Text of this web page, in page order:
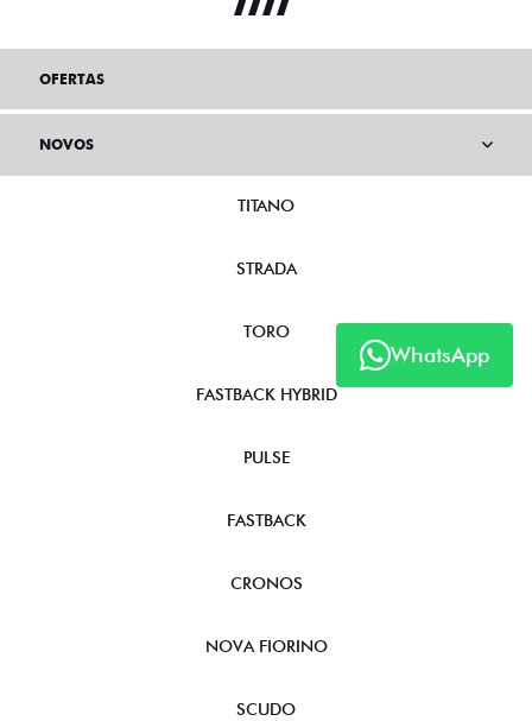
WhatsApp
OFERTAS
NOVOS
TITANO
STRADA
TORO
FASTBACK HYBRID
PULSE
FASTBACK
CRONOS
NOVA FIORINO
SCUDO